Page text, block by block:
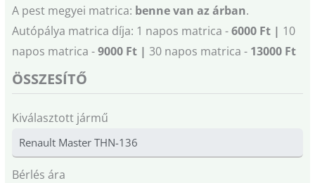
A pest megyei matrica: benne van az árban.
Autópálya matrica díja: 1 napos matrica -6000 Ft | 10
napos matrica -9000 Ft | 30 napos matrica - 13000 Ft
ÖSSZESÍTŐ
Kiválasztott jármű
Bérlés ára